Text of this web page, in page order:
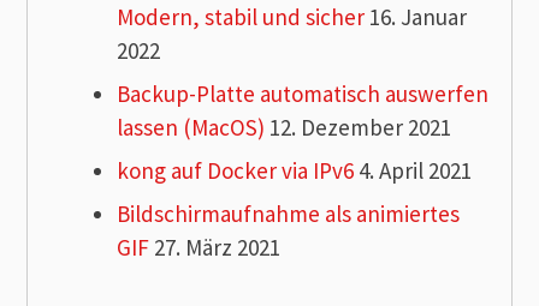
Modern, stabil und sicher 16. Januar
2022
Backup-Platte automatisch auswerfen
lassen (MacOS) 12. Dezember 2021
kong auf Docker via IPv6 4. April 2021
Bildschirmaufnahme als animiertes
GIF 27. März 2021